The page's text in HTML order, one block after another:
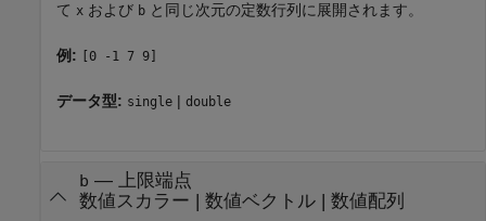
て x および b と同じ次元の定数行列に展開されます。
例: [0 -1 7 9]
データ型: single | double
b — 上限端点
数値スカラー | 数値ベクトル| 数値配列